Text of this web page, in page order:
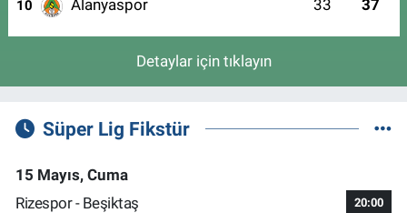
10 Alanyaspor 33 37
Detaylar için tıklayın
Süper Lig Fikstür
15 Mayıs, Cuma
Rizespor - Beşiktaş
20:00